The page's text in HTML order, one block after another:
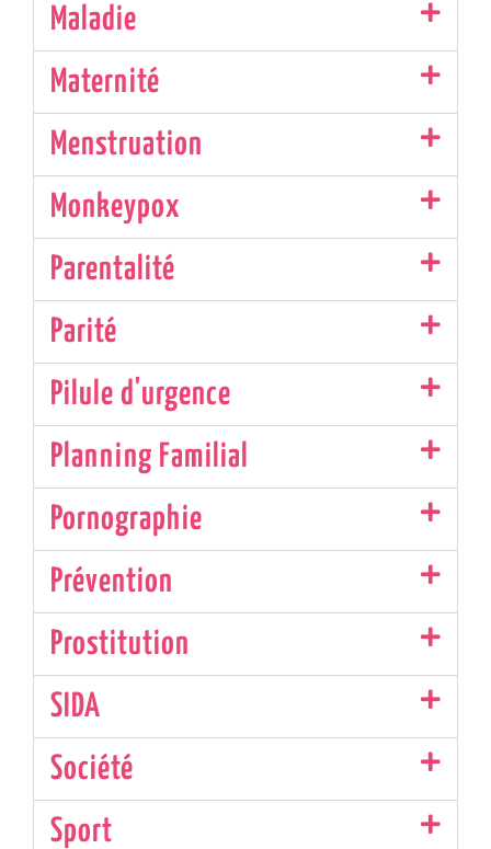
Maladie
Maternité
Menstruation
Monkeypox
Parentalité
Parité
Pilule d'urgence
Planning Familial
Pornographie
Prévention
Prostitution
SIDA
Société
Sport